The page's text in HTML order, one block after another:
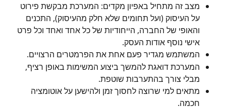
מצב זה מתחיל באפיון מקדים: המערכת מבקשת פירוט
על העיסוק (ועל תחומים שלא חלק מהעיסוק), התכנים
והאופי של החברה, הייחודיות של כל אחד ואחד וכל פרט
אישי נוסף אודות העסק.
המשתמש מגדיר פעם אחת את הפרמטרים הרצויים.
המערכת דואגת להמשך ביצוע המשימות באופן רציף,
מבלי צורך בהתערבות שוטפת.
מתאים למי שרוצה לחסוך זמן ולהישען על אוטומציה
חכמה.